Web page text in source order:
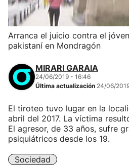
Arranca el juicio contra el
pakistaní en Mondragón
MIRARI GARAIA
24/06/2019 - 16:46
Última actualización 24/06/
El tiroteo tuvo lugar en la
abril del 2017. La víctima
El agresor, de 33 años, sufre
psiquiátricos desde los 19.
Sociedad